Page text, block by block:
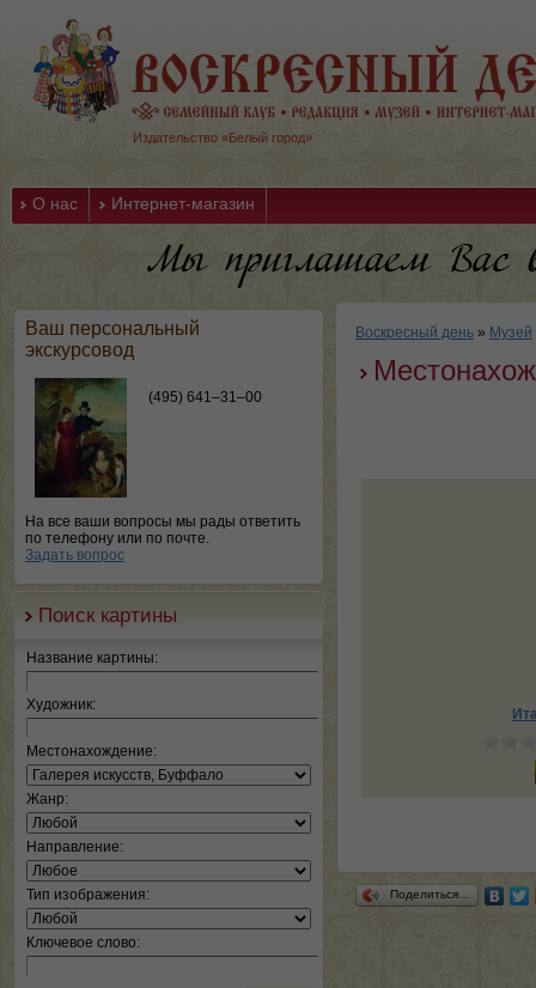
Издательство «Белый город»
О нас Интернет-магазин
Ваш персональный
экскурсовод
(495) 641–31–00
На все ваши вопросы мы рады ответить
по телефону или по почте.
Задать вопрос
Поиск картины
Название картины:
Художник:
Местонахождение:
Жанр:
Направление:
Тип изображения:
Ключевое слово:
Воскресный день » Музей
Поделиться…